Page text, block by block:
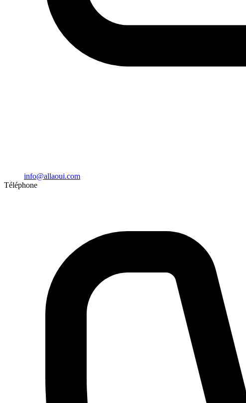
info@allaoui.com
Téléphone